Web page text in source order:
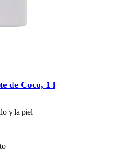
de Coco, 1 l
y la piel